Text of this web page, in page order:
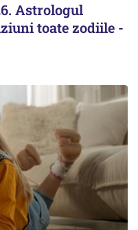
Astrologul
toate zodiile -